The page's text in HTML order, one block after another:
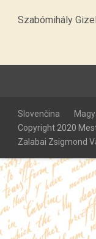
Szabómihály
Slovenčina
Copyright 2020
Zalabai Zsigmond